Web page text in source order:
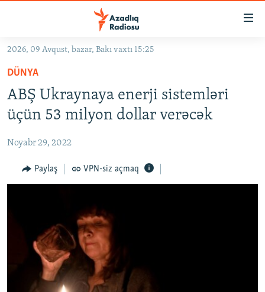
Əsas
qayıt
Əsas
naviqasiyaya
qayıt
Axtarışa
KORRUPSIOMETR
#ƏSLINDƏ
FƏRQƏ BAX
QANUNI DOĞRU
VIDEO
FOTOQALEREYA
İNFOQRAFIKA
RADIO ARXIV
OXU ZALI
AZƏRBAYCAN ƏDƏBIYYATI KITABXANASI
HAQQIMIZDA
MISSIYAMIZ
BIZI IZLƏ
2026, 09 Avqust, bazar, Bakı vaxtı 15:25
DÜNYA
ABŞ Ukraynaya enerji sistemləri
üçün 53 milyon dollar verəcək
Noyabr 29, 2022
Paylaş VPN-siz açmaq